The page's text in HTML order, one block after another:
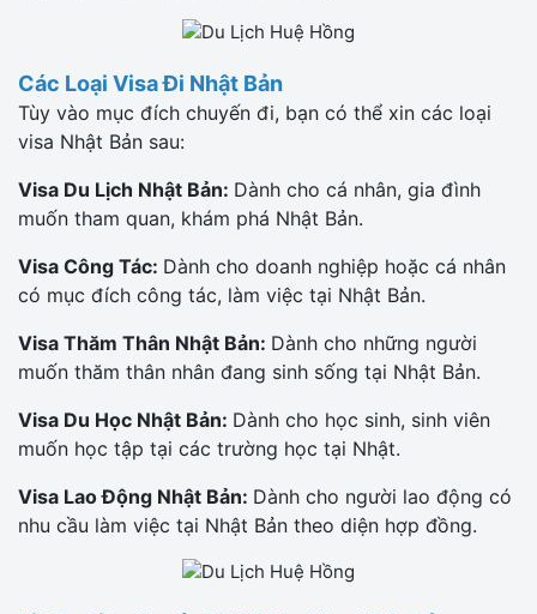
Các Loại Visa Đi Nhật Bản
Tùy vào mục đích chuyến đi, bạn có thể xin các loại
visa Nhật Bản sau:
Visa Du Lịch Nhật Bản: Dành cho cá nhân, gia đình
muốn tham quan, khám phá Nhật Bản.
Visa Công Tác: Dành cho doanh nghiệp hoặc cá nhân
có mục đích công tác, làm việc tại Nhật Bản.
Visa Thăm Thân Nhật Bản: Dành cho những người
muốn thăm thân nhân đang sinh sống tại Nhật Bản.
Visa Du Học Nhật Bản: Dành cho học sinh, sinh viên
muốn học tập tại các trường học tại Nhật.
Visa Lao Động Nhật Bản: Dành cho người lao động có
nhu cầu làm việc tại Nhật Bản theo diện hợp đồng.